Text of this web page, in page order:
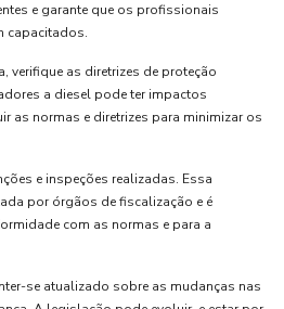
e garante que os profissionais
capacitados.
verifique as diretrizes de proteção
a diesel pode ter impactos
as normas e diretrizes para minimizar os
e inspeções realizadas. Essa
por órgãos de fiscalização e é
com as normas e para a
se atualizado sobre as mudanças nas